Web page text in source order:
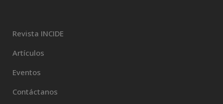
Revista INCIDE
Artículos
Eventos
Contáctanos